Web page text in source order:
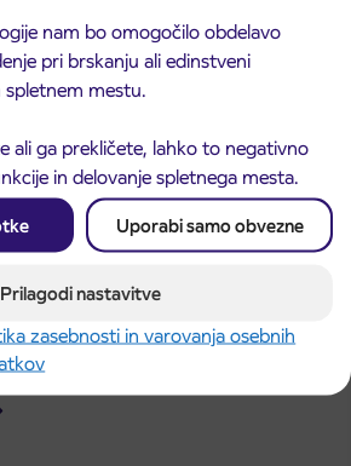
nam bo omogočilo obdelavo
pri brskanju ali edinstveni
mestu.
ali ga prekličete, lahko to negativno
in delovanje spletnega mesta.
Uporabi samo obvezne
Prilagodi nastavitve
zasebnosti in varovanja osebnih
zapori dela Škofjeloške
pri Kranju